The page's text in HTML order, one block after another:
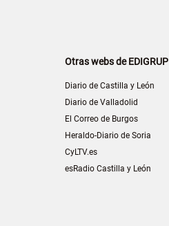
Otras webs de EDIGRUP
Diario de Castilla y León
Diario de Valladolid
El Correo de Burgos
Heraldo-Diario de Soria
CyLTV.es
esRadio Castilla y León